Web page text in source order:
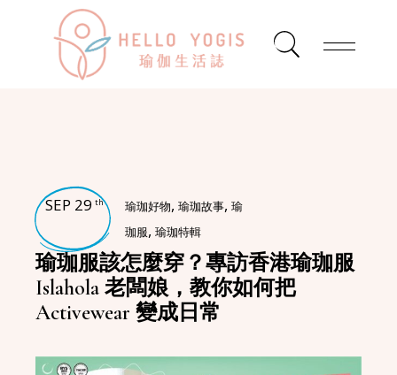
SEP 29 th 瑜珈好物,瑜珈故事,瑜
珈服,瑜珈特輯
瑜珈服該怎麼穿？專訪香港瑜珈服
Islahola 老闆娘，教你如何把
Activewear 變成日常